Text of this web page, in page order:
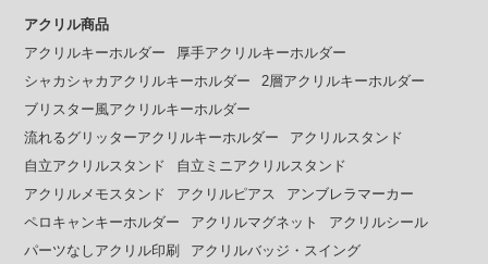
アクリル商品
アクリルキーホルダー
厚手アクリルキーホルダー
シャカシャカアクリルキーホルダー
2層アクリルキーホルダー
ブリスター風アクリルキーホルダー
流れるグリッターアクリルキーホルダー
アクリルスタンド
自立アクリルスタンド
自立ミニアクリルスタンド
アクリルメモスタンド
アクリルピアス
アンブレラマーカー
ペロキャンキーホルダー
アクリルマグネット
アクリルシール
パーツなしアクリル印刷
アクリルバッジ・スイング